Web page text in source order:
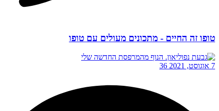
טופו זה החיים - מתכונים מעולים עם טופו
7 אוגוסט, 2021 36